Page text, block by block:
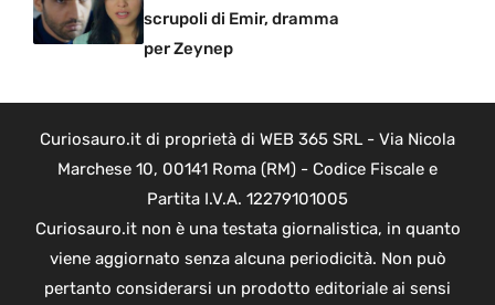
scrupoli di Emir, dramma
per Zeynep
Curiosauro.it di proprietà di WEB 365 SRL - Via Nicola
Marchese 10, 00141 Roma (RM) - Codice Fiscale e
Partita I.V.A. 12279101005
Curiosauro.it non è una testata giornalistica, in quanto
viene aggiornato senza alcuna periodicità. Non può
pertanto considerarsi un prodotto editoriale ai sensi